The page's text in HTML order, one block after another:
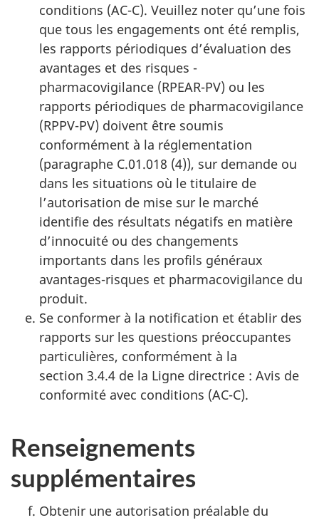
conditions (AC-C). Veuillez noter qu’une fois
que tous les engagements ont été remplis,
les rapports périodiques d’évaluation des
avantages et des risques -
pharmacovigilance (RPEAR-PV) ou les
rapports périodiques de pharmacovigilance
(RPPV-PV) doivent être soumis
conformément à la réglementation
(paragraphe C.01.018 (4)), sur demande ou
dans les situations où le titulaire de
l’autorisation de mise sur le marché
identifie des résultats négatifs en matière
d’innocuité ou des changements
importants dans les profils généraux
avantages-risques et pharmacovigilance du
produit.
Se conformer à la notification et établir des
rapports sur les questions préoccupantes
particulières, conformément à la
section 3.4.4 de la Ligne directrice : Avis de
conformité avec conditions (AC-C).
Renseignements
supplémentaires
Obtenir une autorisation préalable du